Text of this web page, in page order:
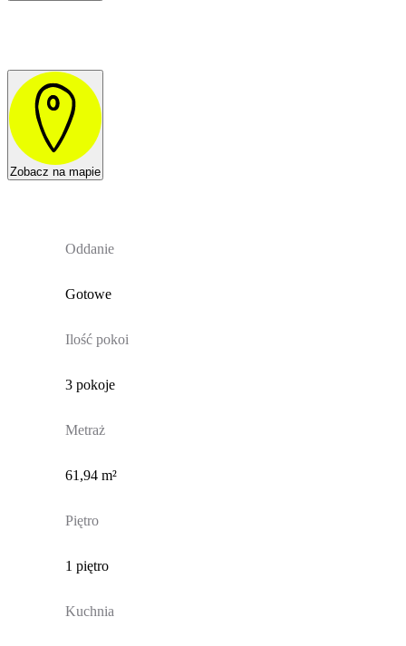
Zobacz na mapie
Oddanie
Gotowe
Ilość pokoi
3 pokoje
Metraż
61,94 m²
Piętro
1 piętro
Kuchnia